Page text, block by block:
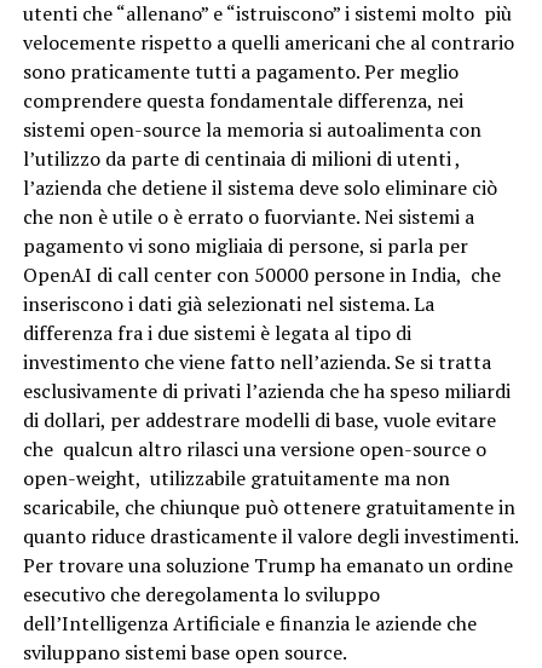
utenti che “allenano” e “istruiscono” i sistemi molto più
velocemente rispetto a quelli americani che al contrario
sono praticamente tutti a pagamento. Per meglio
comprendere questa fondamentale differenza, nei
sistemi open-source la memoria si autoalimenta con
l’utilizzo da parte di centinaia di milioni di utenti ,
l’azienda che detiene il sistema deve solo eliminare ciò
che non è utile o è errato o fuorviante. Nei sistemi a
pagamento vi sono migliaia di persone, si parla per
OpenAI di call center con 50000 persone in India, che
inseriscono i dati già selezionati nel sistema. La
differenza fra i due sistemi è legata al tipo di
investimento che viene fatto nell’azienda. Se si tratta
esclusivamente di privati l’azienda che ha speso miliardi
di dollari, per addestrare modelli di base, vuole evitare
che qualcun altro rilasci una versione open-source o
open-weight, utilizzabile gratuitamente ma non
scaricabile, che chiunque può ottenere gratuitamente in
quanto riduce drasticamente il valore degli investimenti.
Per trovare una soluzione Trump ha emanato un ordine
esecutivo che deregolamenta lo sviluppo
dell’Intelligenza Artificiale e finanzia le aziende che
sviluppano sistemi base open source.